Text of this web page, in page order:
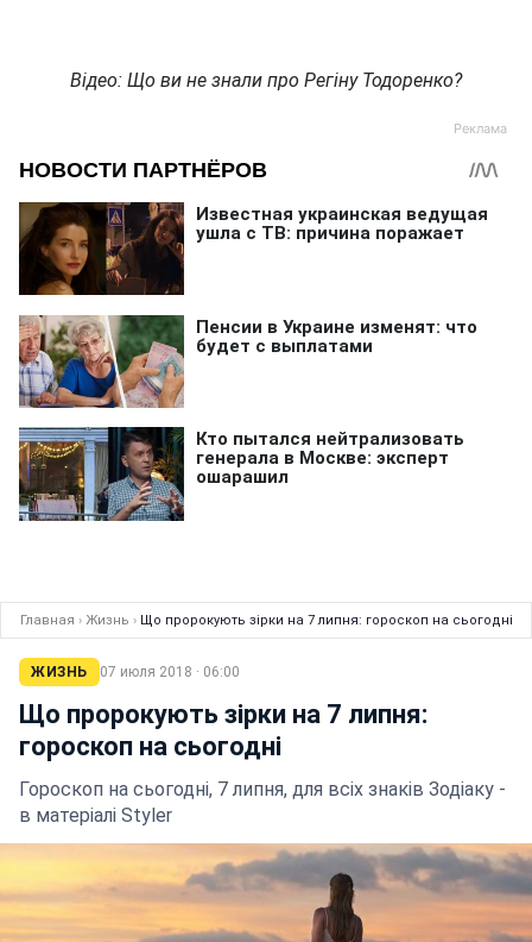
Відео: Що ви не знали про Регіну Тодоренко?
Главная › Жизнь › Що пророкують зірки на 7 липня: гороскоп на сьогодні
ЖИЗНЬ 07 июля 2018 · 06:00
Що пророкують зірки на 7 липня:
гороскоп на сьогодні
Гороскоп на сьогодні, 7 липня, для всіх знаків Зодіаку -
в матеріалі Styler